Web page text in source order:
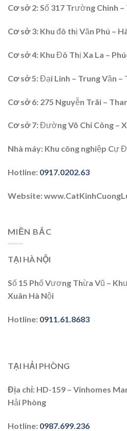
Cơ sở 2: Số 317 Trường Chinh
Cơ sở 3: Khu đô thị Văn Phú –
Cơ sở 4: Khu Đô Thị Xa La –
Cơ sở 5:Đại Linh – Trung Văn –
Cơ sở 6: 275 Nguyễn Trãi –
Cơ sở 7: Đường Võ Chí Công –
Nhà máy: Khu công nghiệp Cự
Hotline: 0917.0202.63
Website:
MIỀN BẮC
TẠI HÀ NỘI
Số 15 Phố Vương Thừa Vũ –
Xuân Hà Nội
Hotline: 0911.61.8683
TẠI HẢI PHÒNG
Địa chỉ: HD-159 – Vinhomes
Hải Phòng
Hotline: 0987.699.236